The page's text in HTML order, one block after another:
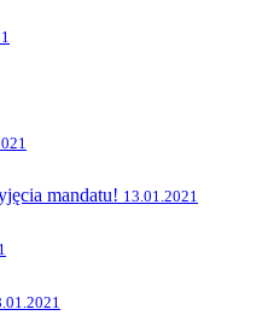
mandatu! 13.01.2021